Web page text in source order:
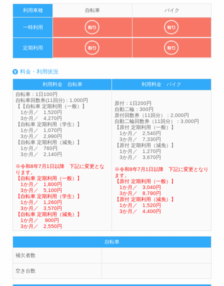
利用車種 自転車 バイク
一時利用
定期利用
料金・利用状況
利用料金 自転車
利用料金 バイク
自転車：1日100円
自転車回数券(11回分)：1,000円
【【自転車 定期利用（一般）】
1か月／ 1,520円
3か月／ 4,270円
【自転車 定期利用（学生）】
1か月／ 1,070円
3か月／ 2,990円
【自転車 定期利用（減免）】
1か月／ 760円
3か月／ 2,140円
※令和8年7月1日以降 下記に変更とな
ります。
【自転車 定期利用（一般）】
1か月／ 1,800円
3か月／ 5,100円
【自転車 定期利用（学生）】
1か月／ 1,260円
3か月／ 3,570円
【自転車 定期利用（減免）】
1か月／ 900円
3か月／ 2,550円
原付：1日200円
自動二輪：300円
原付回数券（11回分）：2,000円
自動二輪回数券（11回分）：3,000円
【原付 定期利用（一般）】
1か月／ 2,540円
3か月／ 7,330円
【原付 定期利用（減免）】
1か月／ 1,270円
3か月／ 3,670円
※令和8年7月1日以降 下記に変更となり
ます。
【原付 定期利用（一般）】
1か月／ 3,040円
3か月／ 8,790円
【原付 定期利用（減免）】
1か月／ 1,520円
3か月／ 4,400円
自転車
補欠者数
空き台数